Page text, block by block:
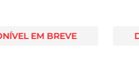
DISPONÍVEL EM BREVE